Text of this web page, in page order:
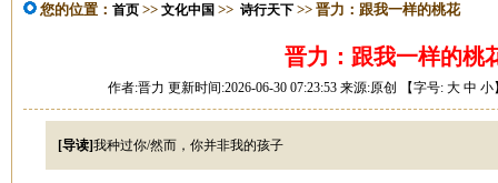
您的位置： 首页 >> 文化中国 >> 诗行天下 >> 晋力：跟我一样的桃花
晋力：跟我一样的桃
作者:晋力 更新时间:2026-06-30 07:23:53 来源:原创 【字号: 大 中 小
[导读]我种过你/然而，你并非我的孩子